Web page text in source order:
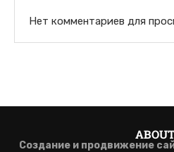
Нет комментариев для
Создание и продвижение